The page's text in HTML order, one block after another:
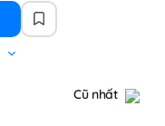
Cũ nhất